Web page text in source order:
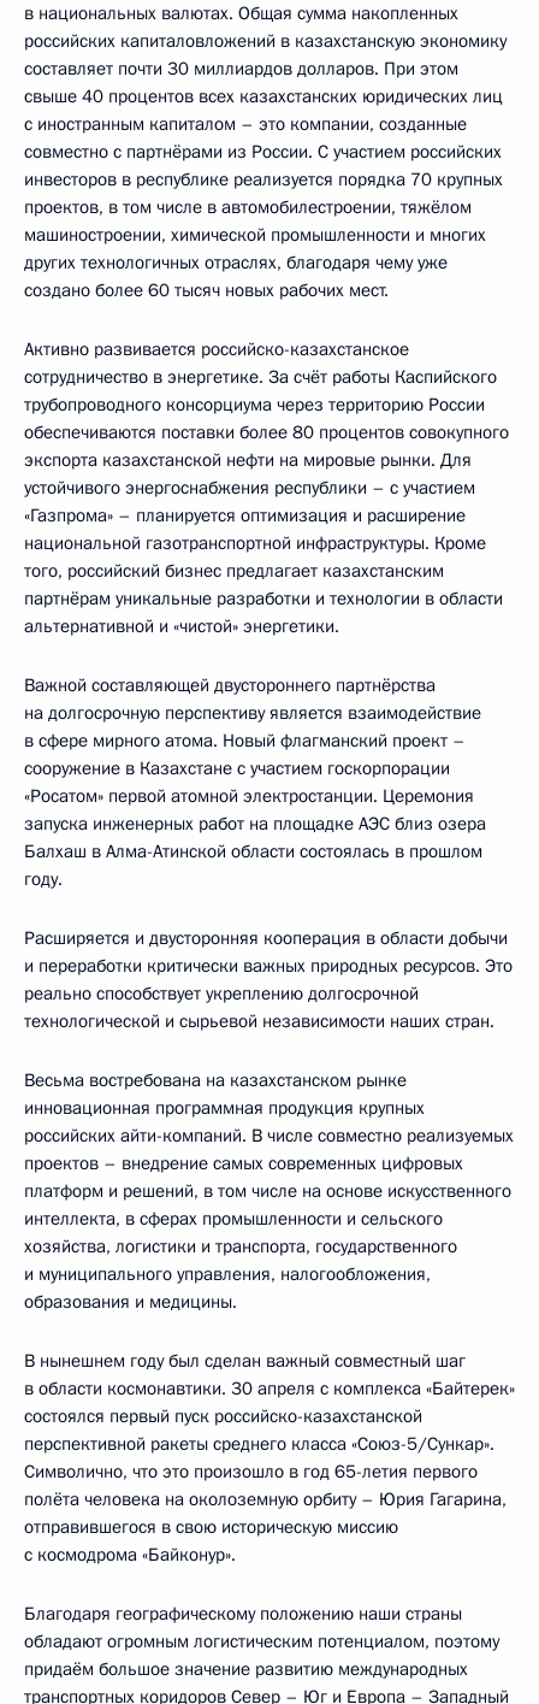
в национальных валютах. Общая сумма накопленных
российских капиталовложений в казахстанскую экономику
составляет почти 30 миллиардов долларов. При этом
свыше 40 процентов всех казахстанских юридических лиц
с иностранным капиталом – это компании, созданные
совместно с партнёрами из России. С участием российских
инвесторов в республике реализуется порядка 70 крупных
проектов, в том числе в автомобилестроении, тяжёлом
машиностроении, химической промышленности и многих
других технологичных отраслях, благодаря чему уже
создано более 60 тысяч новых рабочих мест.
Активно развивается российско-казахстанское
сотрудничество в энергетике. За счёт работы Каспийского
трубопроводного консорциума через территорию России
обеспечиваются поставки более 80 процентов совокупного
экспорта казахстанской нефти на мировые рынки. Для
устойчивого энергоснабжения республики – с участием
«Газпрома» – планируется оптимизация и расширение
национальной газотранспортной инфраструктуры. Кроме
того, российский бизнес предлагает казахстанским
партнёрам уникальные разработки и технологии в области
альтернативной и «чистой» энергетики.
Важной составляющей двустороннего партнёрства
на долгосрочную перспективу является взаимодействие
в сфере мирного атома. Новый флагманский проект –
сооружение в Казахстане с участием госкорпорации
«Росатом» первой атомной электростанции. Церемония
запуска инженерных работ на площадке АЭС близ озера
Балхаш в Алма-Атинской области состоялась в прошлом
году.
Расширяется и двусторонняя кооперация в области добычи
и переработки критически важных природных ресурсов. Это
реально способствует укреплению долгосрочной
технологической и сырьевой независимости наших стран.
Весьма востребована на казахстанском рынке
инновационная программная продукция крупных
российских айти-компаний. В числе совместно реализуемых
проектов – внедрение самых современных цифровых
платформ и решений, в том числе на основе искусственного
интеллекта, в сферах промышленности и сельского
хозяйства, логистики и транспорта, государственного
и муниципального управления, налогообложения,
образования и медицины.
В нынешнем году был сделан важный совместный шаг
в области космонавтики. 30 апреля с комплекса «Байтерек»
состоялся первый пуск российско-казахстанской
перспективной ракеты среднего класса «Союз-5/Сункар».
Символично, что это произошло в год 65-летия первого
полёта человека на околоземную орбиту – Юрия Гагарина,
отправившегося в свою историческую миссию
с космодрома «Байконур».
Благодаря географическому положению наши страны
обладают огромным логистическим потенциалом, поэтому
придаём большое значение развитию международных
транспортных коридоров Север – Юг и Европа – Западный